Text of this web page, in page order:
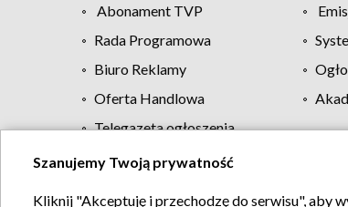
Abonament TVP
Rada Programowa
Biuro Reklamy
Oferta Handlowa
Telegazeta ogłoszenia
Szanujemy Twoją prywatność
Kliknij "Akceptuję i przechodzę do serwisu", aby